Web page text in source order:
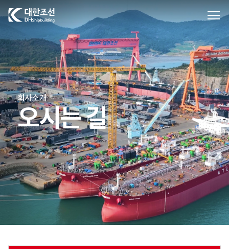
대한조선주식회사
회사소개
오시는 길